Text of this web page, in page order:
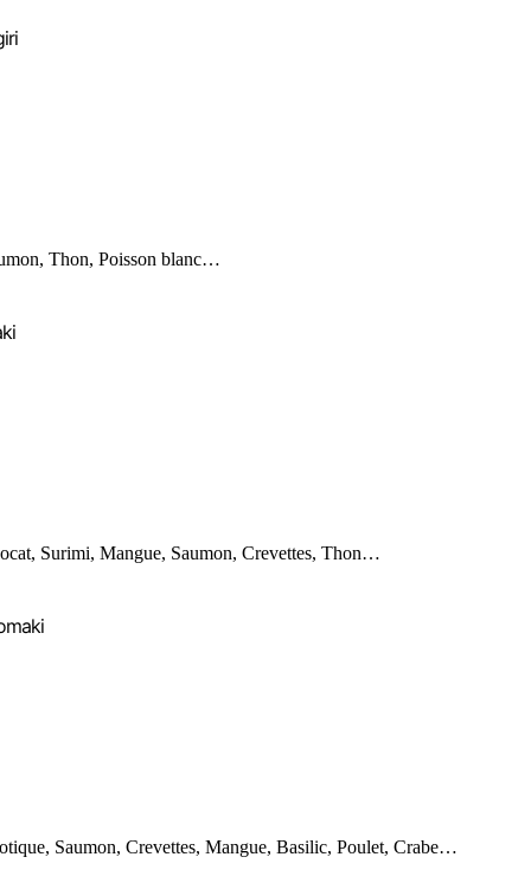
Thon, Poisson blanc…
Surimi, Mangue, Saumon, Crevettes, Thon…
Saumon, Crevettes, Mangue, Basilic, Poulet, Crabe…